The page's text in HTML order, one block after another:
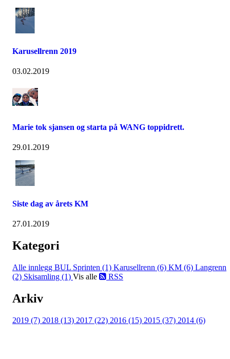
Karusellrenn 2019
03.02.2019
Marie tok sjansen og starta på WANG toppidrett.
29.01.2019
Siste dag av årets KM
27.01.2019
Kategori
Alle innlegg BUL Sprinten (1) Karusellrenn (6) KM (6) Langrenn
(2) Skisamling (1) Vis alle RSS
Arkiv
2019 (7) 2018 (13) 2017 (22) 2016 (15) 2015 (37) 2014 (6)